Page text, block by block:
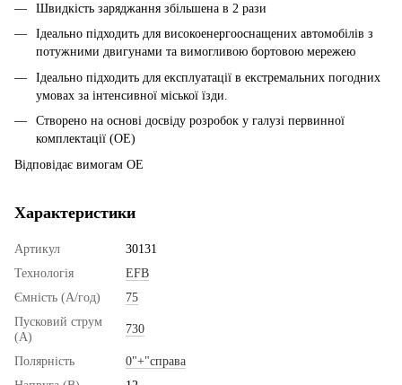
Швидкість заряджання збільшена в 2 рази
Ідеально підходить для високоенергооснащених автомобілів з
потужними двигунами та вимогливою бортовою мережею
Ідеально підходить для експлуатації в екстремальних погодних
умовах за інтенсивної міської їзди.
Створено на основі досвіду розробок у галузі первинної
комплектації (OE)
Відповідає вимогам OE
Характеристики
Артикул
30131
Технологія
EFB
Ємність (А/год)
75
Пусковий струм
(А)
730
Полярність
0"+"справа